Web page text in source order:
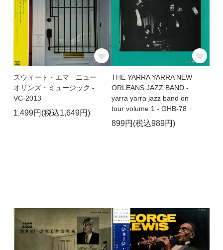
スウィート・エマ - ニュー
オリンズ・ミュージック -
VC-2013
1,499円(税込1,649円)
THE YARRA YARRA NEW
ORLEANS JAZZ BAND -
yarra yarra jazz band on
tour volume 1 - GHB-78
899円(税込989円)